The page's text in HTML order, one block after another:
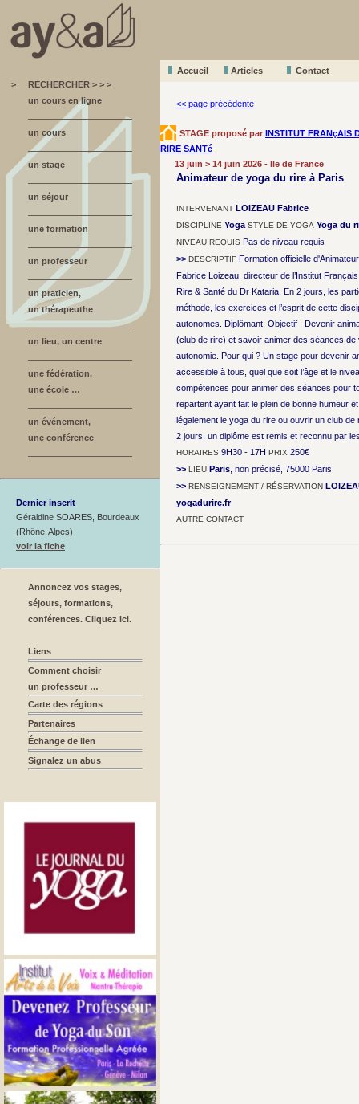
Accueil Articles
Contact
>
RECHERCHER > > >
un cours en ligne
un cours
un stage
un séjour
une formation
un professeur
un praticien,
un thérapeuthe
un lieu, un centre
une fédération,
une école …
un événement,
une conférence
Dernier inscrit
Géraldine SOARES, Bourdeaux
(Rhône-Alpes)
voir la fiche
Annoncez vos stages,
séjours, formations,
conférences. Cliquez ici.
Liens
Comment choisir
un professeur …
Carte des régions
Partenaires
Échange de lien
Signalez un abus
<< page précédente
STAGE proposé par INSTITUT FRANçAIS
RIRE SANTé
13 juin > 14 juin 2026 - Ile de France
Animateur de yoga du rire à Paris
INTERVENANT LOIZEAU Fabrice
DISCIPLINE Yoga STYLE DE YOGA Yoga du
NIVEAU REQUIS Pas de niveau requis
>> DESCRIPTIF Formation officielle
Fabrice Loizeau, directeur de l’Institut
Rire & Santé du Dr Kataria. En 2 jours, les
méthode, les exercices et l’esprit de cette
autonomes. Diplômant. Objectif : Devenir
(club de rire) et savoir animer des séances de
autonomie. Pour qui ? Un stage pour devenir
accessible à tous, quel que soit l’âge et le
compétences pour animer des séances pour
repartent ayant fait le plein de bonne humeur
légalement le yoga du rire ou ouvrir un club de
2 jours, un diplôme est remis et reconnu par
HORAIRES 9H30 - 17H PRIX 250€
>> LIEU Paris , non précisé, 75000 Paris
>> RENSEIGNEMENT / RÉSERVATION
yogadurire.fr
AUTRE CONTACT